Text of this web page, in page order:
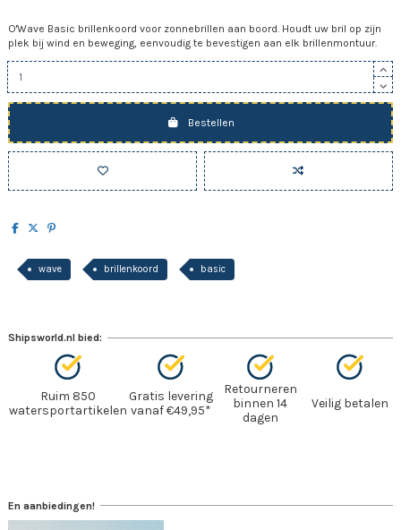
O'Wave Basic brillenkoord voor zonnebrillen aan boord. Houdt uw bril op zijn
plek bij wind en beweging, eenvoudig te bevestigen aan elk brillenmontuur.
Bestellen
wave brillenkoord basic
Shipsworld.nl bied:
Ruim 850
watersportartikelen
Gratis levering
vanaf €49,95*
Retourneren
binnen 14
dagen
Veilig betalen
En aanbiedingen!